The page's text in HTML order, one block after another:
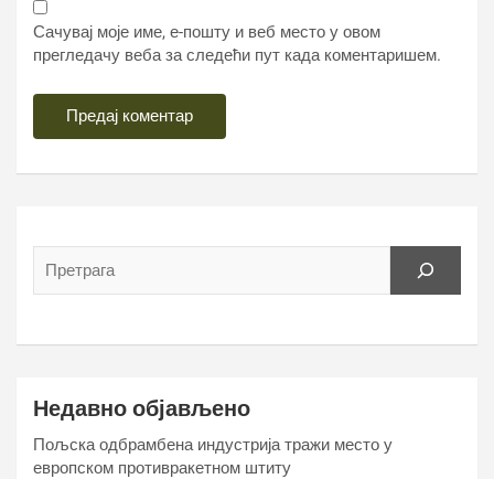
Сачувај моје име, е-пошту и веб место у овом
прегледачу веба за следећи пут када коментаришем.
Недавно објављено
Пољска одбрамбена индустрија тражи место у
европском противракетном штиту